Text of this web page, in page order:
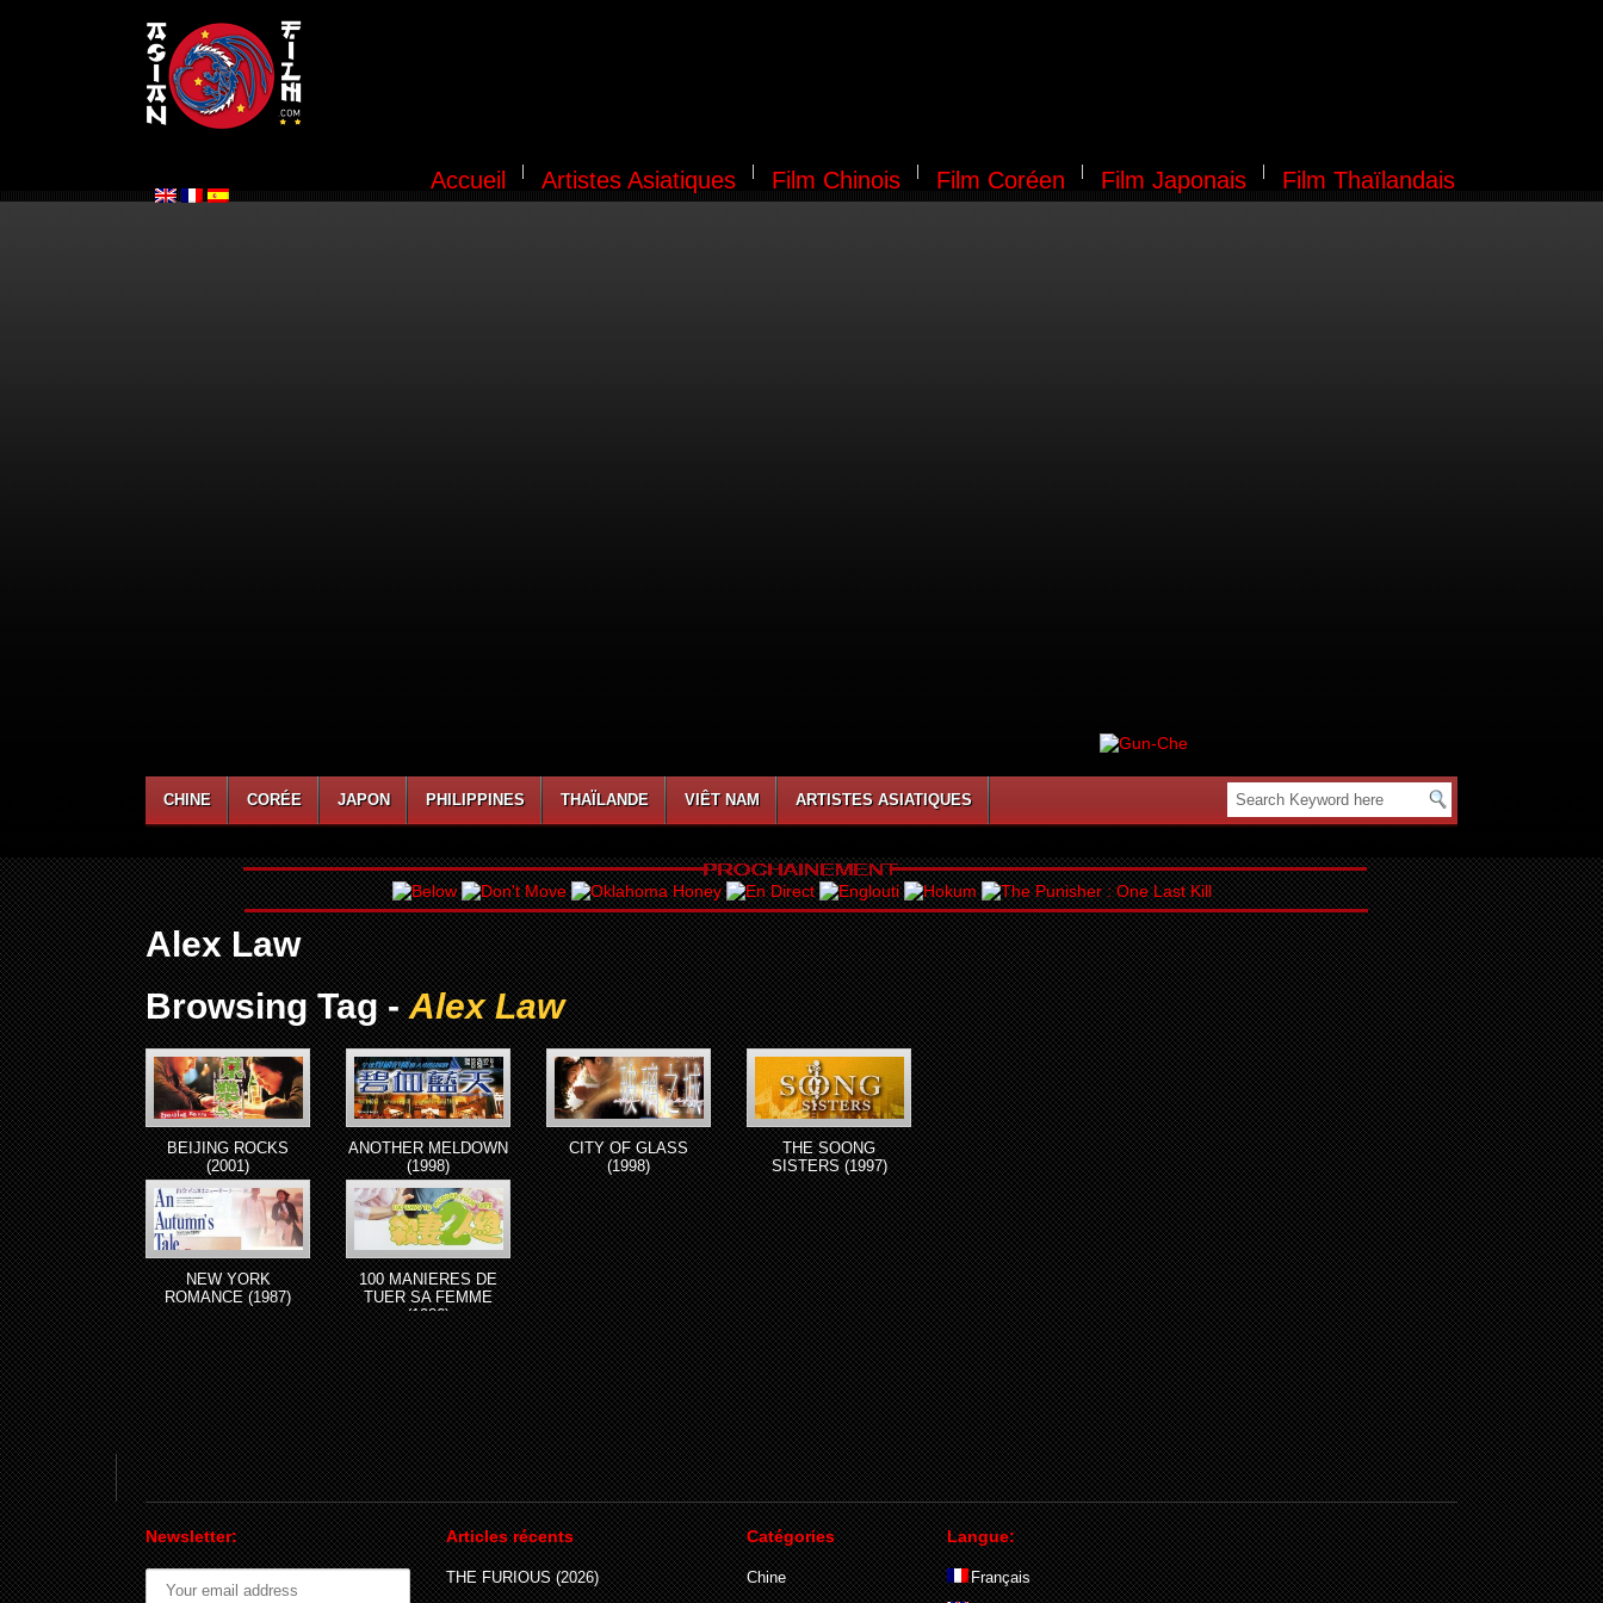
Accueil Artistes Asiatiques Film Chinois Film Coréen Film Japonais Film Thaïlandais
CHINE CORÉE JAPON PHILIPPINES THAÏLANDE VIÊT NAM ARTISTES ASIATIQUES
Alex Law
Browsing Tag -Alex Law
BEIJING ROCKS
(2001)
ANOTHER MELDOWN
(1998)
CITY OF GLASS
(1998)
THE SOONG
SISTERS (1997)
NEW YORK
ROMANCE (1987)
100 MANIERES DE
TUER SA FEMME
(1986)
Newsletter: Articles récents
THE FURIOUS (2026)
Catégories
Chine
Langue:
Français